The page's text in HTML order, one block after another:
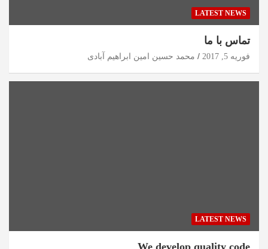
LATEST NEWS
تماس با ما
فوریه 5, 2017 محمد حسین امین ابراهیم آبادی
LATEST NEWS
We develop quality code